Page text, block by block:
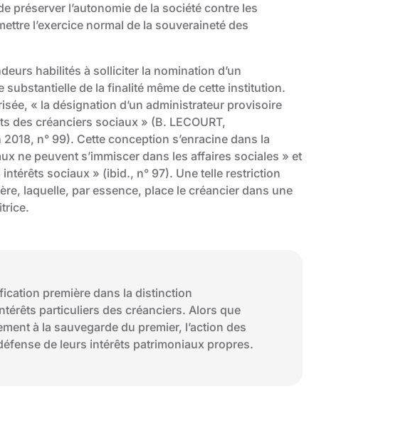
préserver l’autonomie de la société contre les
l’exercice normal de la souveraineté des
habilités à solliciter la nomination d’un
de la finalité même de cette institution.
« la désignation d’un administrateur provisoire
des créanciers sociaux » (B. LECOURT,
n° 99). Cette conception s’enracine dans la
ne peuvent s’immiscer dans les affaires sociales » et
sociaux » (ibid., n° 97). Une telle restriction
laquelle, par essence, place le créancier dans une
première dans la distinction
particuliers des créanciers. Alors que
à la sauvegarde du premier, l’action des
de leurs intérêts patrimoniaux propres.